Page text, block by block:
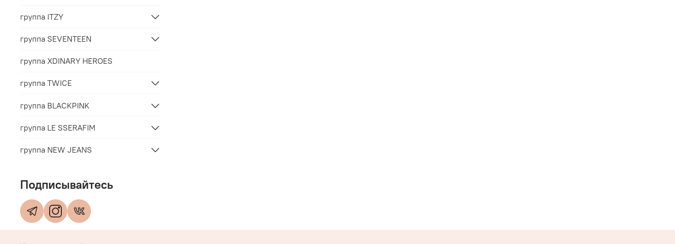
группа ITZY
группа SEVENTEEN
группа XDINARY HEROES
группа TWICE
группа BLACKPINK
группа LE SSERAFIM
группа NEW JEANS
Подписывайтесь